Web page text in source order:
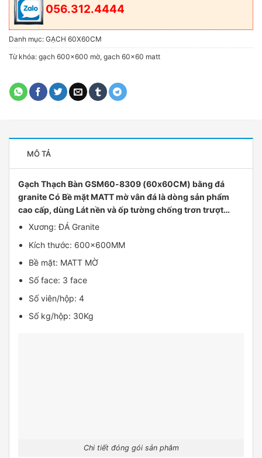
056.312.4444
Danh mục: GẠCH 60X60CM
Từ khóa: gạch 600x600 mờ, gach 60x60 matt
MÔ TẢ
Gạch Thạch Bàn GSM60-8309 (60x60CM) bằng đá
granite Có Bề mặt MATT mờ vân đá là dòng sản phẩm
cao cấp, dùng Lát nền và ốp tường chống trơn trượt…
Xương: ĐÁ Granite
Kích thước: 600x600MM
Bề mặt: MATT MỜ
Số face: 3 face
Số viên/hộp: 4
Số kg/hộp: 30Kg
Chi tiết đóng gói sản phâm